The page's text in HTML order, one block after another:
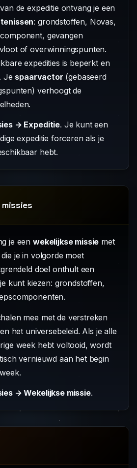
de expeditie ontvang je een
: grondstoffen, Novas,
gevangen
of overwinningspunten.
expedities is beperkt en
Je spaarvactor (gebaseerd
verhoogt de
→ Expeditie. Je kunt een
expeditie forceren als je
hebt.
je een wekelijkse missie met
je in volgorde moet
doel onthult een
kunt kiezen: grondstoffen,
mee met de verstreken
het universebeleid. Als je alle
week hebt voltooid, wordt
vernieuwd aan het begin
→ Wekelijkse missie.